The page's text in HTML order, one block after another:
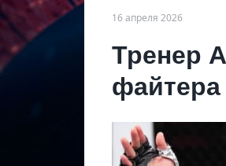
16 апреля 2026
Тренер